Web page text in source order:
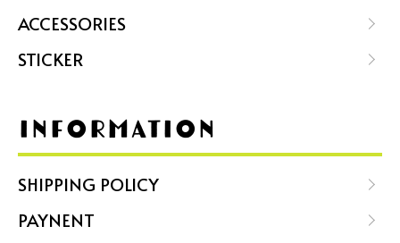
ACCESSORIES
STICKER
INFORMATION
SHIPPING POLICY
PAYNENT